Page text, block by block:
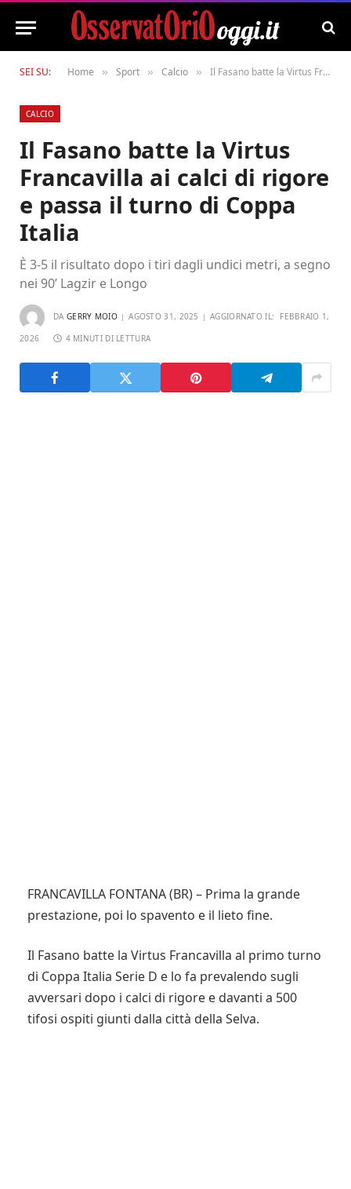
SEI SU: Home » Sport » Calcio » Il Fasano batte la Virtus Francavilla ai calci di rigore e passa il turno di Coppa Italia
CALCIO
Il Fasano batte la Virtus
Francavilla ai calci di rigore
e passa il turno di Coppa
Italia
È 3-5 il risultato dopo i tiri dagli undici metri, a segno
nei 90’ Lagzir e Longo
DA GERRY MOIO AGOSTO 31, 2025 AGGIORNATO IL: FEBBRAIO 1,
2026 4 MINUTI DI LETTURA
FRANCAVILLA FONTANA (BR) – Prima la grande
prestazione, poi lo spavento e il lieto fine.
Il Fasano batte la Virtus Francavilla al primo turno
di Coppa Italia Serie D e lo fa prevalendo sugli
avversari dopo i calci di rigore e davanti a 500
tifosi ospiti giunti dalla città della Selva.